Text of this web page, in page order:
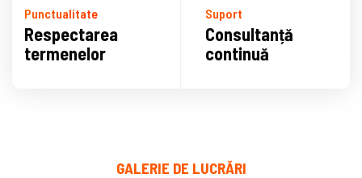
Punctualitate
Respectarea
termenelor
Suport
Consultanță
continuă
GALERIE DE LUCRĂRI